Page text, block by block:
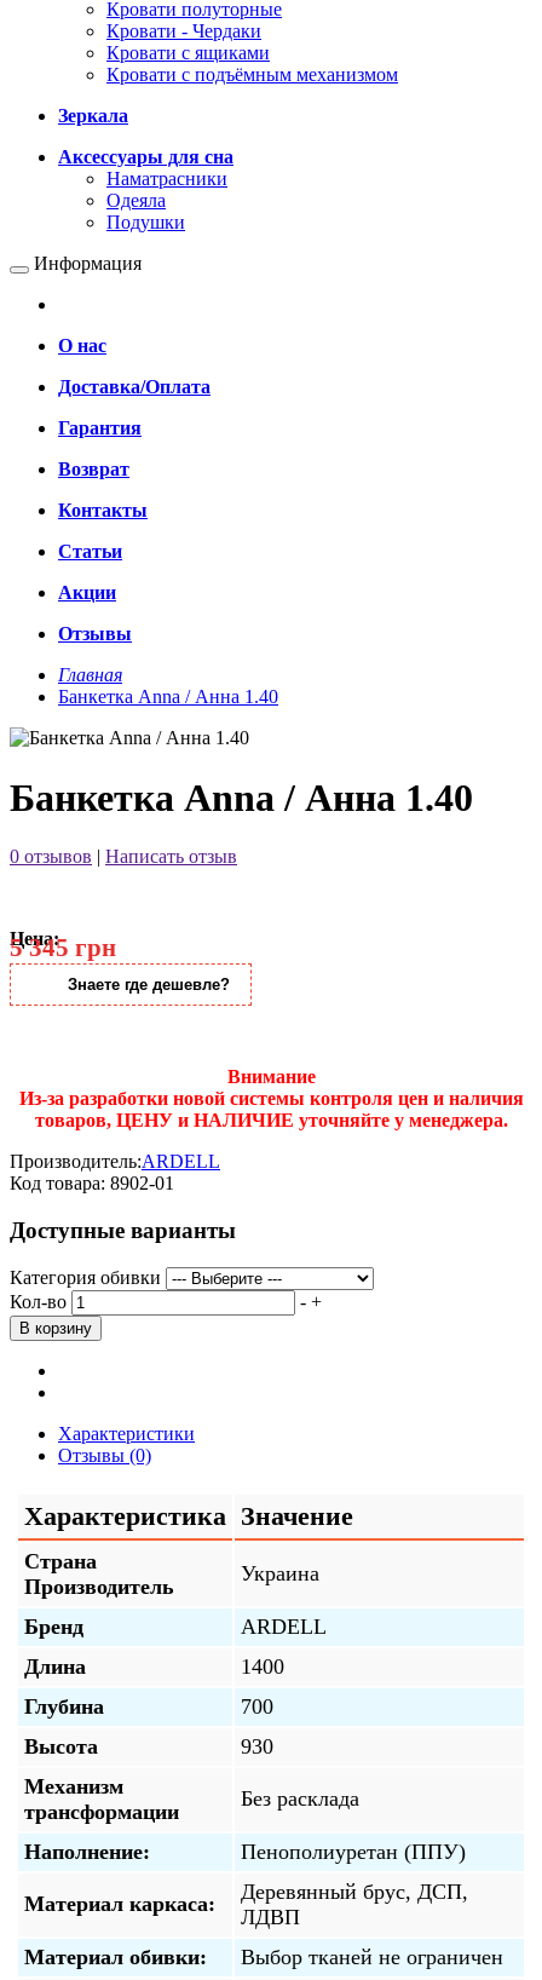
Кровати полуторные
Кровати - Чердаки
Кровати с ящиками
Кровати с подъёмным механизмом
Зеркала
Аксессуары для сна
Наматрасники
Одеяла
Подушки
Информация
О нас
Доставка/Оплата
Гарантия
Возврат
Контакты
Статьи
Акции
Отзывы
Главная
Банкетка Anna / Анна 1.40
Банкетка Anna / Анна 1.40
0 отзывов | Написать отзыв
Цена:
5 345 грн
Знаете где дешевле?
Внимание
Из-за разработки новой системы контроля цен и наличия
товаров, ЦЕНУ и НАЛИЧИЕ уточняйте у менеджера.
Производитель:ARDELL
Код товара: 8902-01
Доступные варианты
Категория обивки
Кол-во
- +
Характеристики
Отзывы (0)
Характеристика Значение
Страна
Производитель
Украина
Бренд
ARDELL
Длина
1400
Глубина
700
Высота
930
Механизм
трансформации
Без расклада
Наполнение: Пенополиуретан (ППУ)
Материал каркаса:
Деревянный брус, ДСП,
ЛДВП
Материал обивки:
Выбор тканей не ограничен